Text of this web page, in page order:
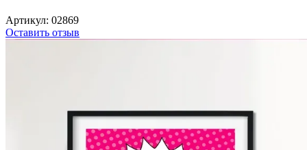
Артикул: 02869
Оставить отзыв